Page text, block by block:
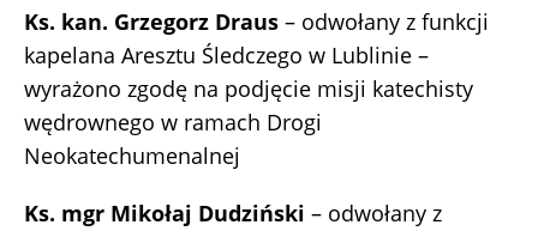
Ks. kan. Grzegorz Draus – odwołany z funkcji
kapelana Aresztu Śledczego w Lublinie –
wyrażono zgodę na podjęcie misji katechisty
wędrownego w ramach Drogi
Neokatechumenalnej
Ks. mgr Mikołaj Dudziński – odwołany z